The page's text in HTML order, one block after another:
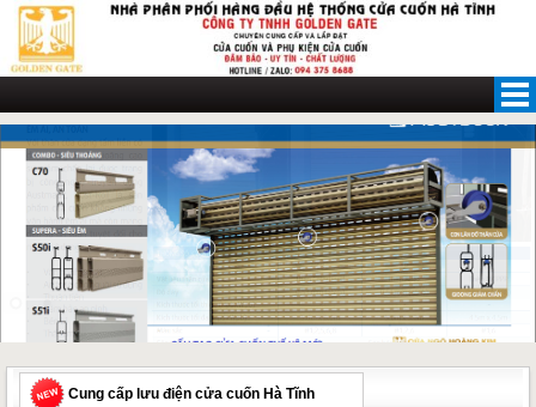
Skip
content
Cung cấp lưu điện cửa cuốn Hà Tĩnh